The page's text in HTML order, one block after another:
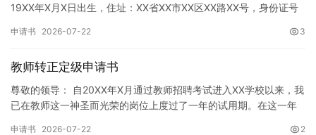
19XX年X月X日出生，住址：XX省XX市XX区XX路XX号，身份证号
申请书 2026-07-22 3
教师转正定级申请书
尊敬的领导： 自20XX年X月通过教师招聘考试进入XX学校以来，我
已在教师这一神圣而光荣的岗位上度过了一年的试用期。在这一年
申请书 2026-07-22 2